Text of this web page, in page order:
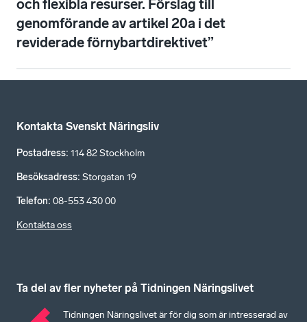
och flexibla resurser. Förslag till
genomförande av artikel 20a i det
reviderade förnybartdirektivet”
Kontakta Svenskt Näringsliv
Postadress: 114 82 Stockholm
Besöksadress: Storgatan 19
Telefon: 08-553 430 00
Kontakta oss
Ta del av fler nyheter på Tidningen Näringslivet
Tidningen Näringslivet är för dig som är intresserad av